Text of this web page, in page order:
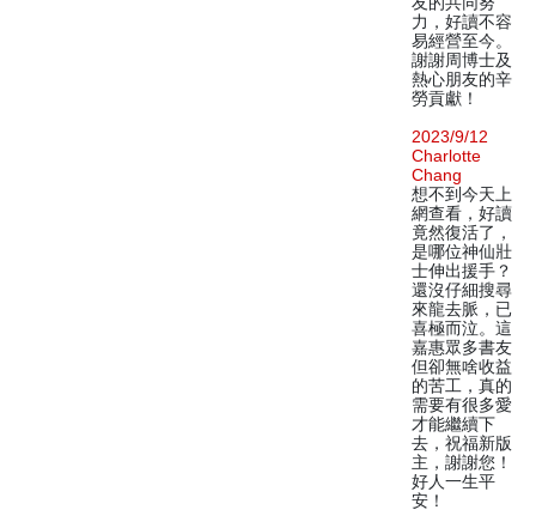
力，好讀不容
易經營至今。
謝謝周博士及
熱心朋友的辛
勞貢獻！
2023/9/12
Charlotte
Chang
想不到今天上
網查看，好讀
竟然復活了，
是哪位神仙壯
士伸出援手？
還沒仔細搜尋
來龍去脈，已
喜極而泣。這
嘉惠眾多書友
但卻無啥收益
的苦工，真的
需要有很多愛
才能繼續下
去，祝福新版
主，謝謝您！
好人一生平
安！